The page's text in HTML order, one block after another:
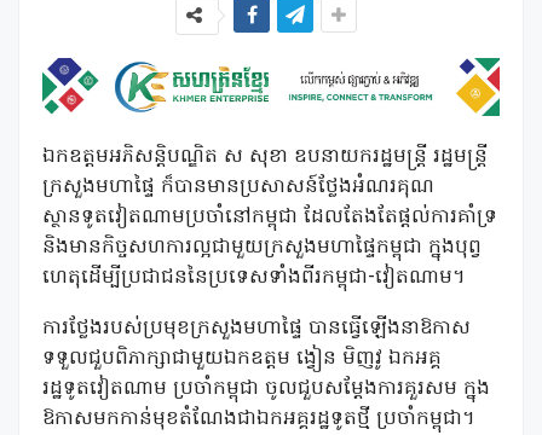
ឯកឧត្ដមអភិសន្តិបណ្ឌិត ស សុខា ឧបនាយករដ្ឋមន្ត្រី រដ្ឋមន្ត្រី
ក្រសួងមហាផ្ទៃ ក៏បានមានប្រសាសន៍ថ្លែងអំណរគុណ
ស្ថានទូតវៀតណាមប្រចាំនៅកម្ពុជា ដែលតែងតែផ្ដល់ការគាំទ្រ
និងមានកិច្ចសហការល្អជាមួយក្រសួងមហាផ្ទៃកម្ពុជា ក្នុងបុព្វ
ហេតុដើម្បីប្រជាជននៃប្រទេសទាំងពីរកម្ពុជា-វៀតណាម។
ការថ្លែងរបស់ប្រមុខក្រសួងមហាផ្ទៃ បានធ្វើឡើងនាឱកាស
ទទួលជួបពិភាក្សាជាមួយឯកឧត្តម ង្វៀន មិញវូ ឯកអគ្គ
រដ្ឋទូតវៀតណាម ប្រចាំកម្ពុជា ចូលជួបសម្ដែងការគួរសម ក្នុង
ឱកាសមកកាន់មុខតំណែងជាឯកអគ្គរដ្ឋទូតថ្មី ប្រចាំកម្ពុជា។